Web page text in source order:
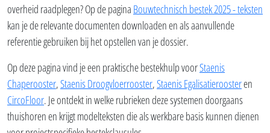
overheid raadplegen? Op de pagina Bouwtechnisch bestek 2025 - teksten
kan je de relevante documenten downloaden en als aanvullende
referentie gebruiken bij het opstellen van je dossier.
Op deze pagina vind je een praktische bestekhulp voorStaenis
Chaperooster,Staenis Droogvloerrooster,Staenis Egalisatieroosteren
CircoFloor. Je ontdekt in welke rubrieken deze systemen doorgaans
thuishoren en krijgt modelteksten die als werkbare basis kunnen dienen